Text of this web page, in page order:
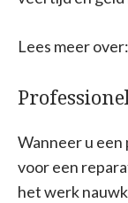
Lees meer over:
Wanneer u
voor een
het werk